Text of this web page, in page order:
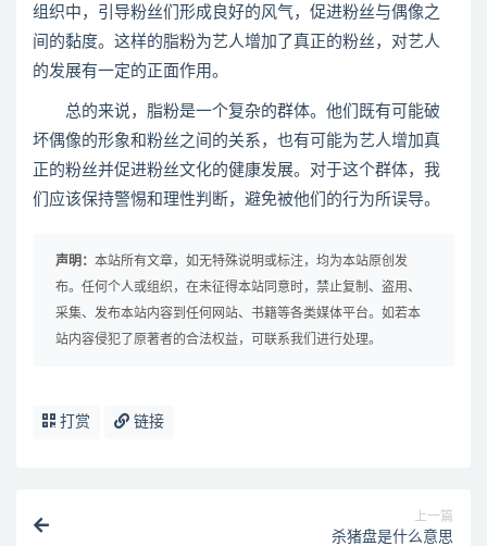
组织中，引导粉丝们形成良好的风气，促进粉丝与偶像之
间的黏度。这样的脂粉为艺人增加了真正的粉丝，对艺人
的发展有一定的正面作用。
总的来说，脂粉是一个复杂的群体。他们既有可能破
坏偶像的形象和粉丝之间的关系，也有可能为艺人增加真
正的粉丝并促进粉丝文化的健康发展。对于这个群体，我
们应该保持警惕和理性判断，避免被他们的行为所误导。
声明： 本站所有文章，如无特殊说明或标注，均为本站原创发
布。任何个人或组织，在未征得本站同意时，禁止复制、盗用、
采集、发布本站内容到任何网站、书籍等各类媒体平台。如若本
站内容侵犯了原著者的合法权益，可联系我们进行处理。
打赏 链接
上一篇
杀猪盘是什么意思